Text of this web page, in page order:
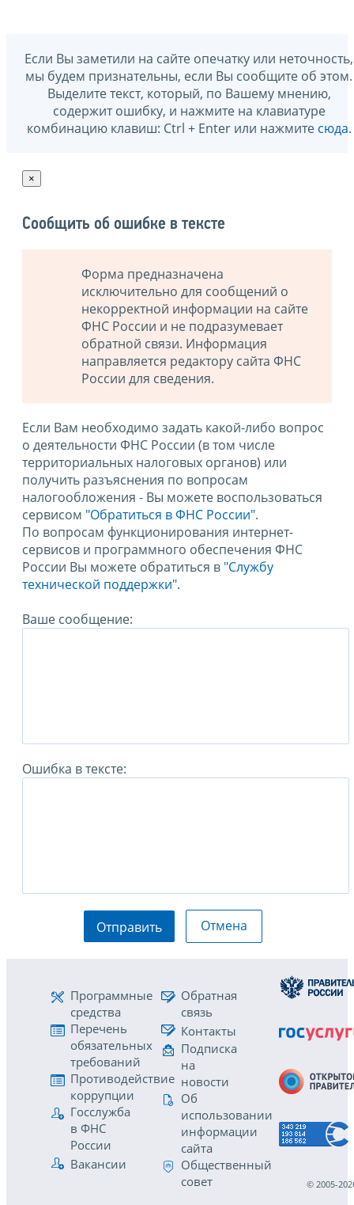
Если Вы заметили на сайте опечатку или неточность,
мы будем признательны, если Вы сообщите об этом.
Выделите текст, который, по Вашему мнению,
содержит ошибку, и нажмите на клавиатуре
комбинацию клавиш: Ctrl + Enter или нажмите сюда.
×
Сообщить об ошибке в тексте
Форма предназначена
исключительно для сообщений о
некорректной информации на сайте
ФНС России и не подразумевает
обратной связи. Информация
направляется редактору сайта ФНС
России для сведения.
Если Вам необходимо задать какой-либо вопрос
о деятельности ФНС России (в том числе
территориальных налоговых органов) или
получить разъяснения по вопросам
налогообложения - Вы можете воспользоваться
сервисом "Обратиться в ФНС России".
По вопросам функционирования интернет-
сервисов и программного обеспечения ФНС
России Вы можете обратиться в "Службу
технической поддержки".
Ваше сообщение:
Ошибка в тексте:
Отправить Отмена
Программные
средства
Перечень
обязательных
требований
Противодействие
коррупции
Госслужба
в ФНС
России
Вакансии
Обратная
связь
Контакты
Подписка
на
новости
Об
использовании
информации
сайта
Общественный
совет
© 2005-